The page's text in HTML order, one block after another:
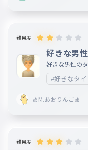
難易度
好きな男
好きな男性の
#好きなタ
🍏M.あおりんご🍎
難易度